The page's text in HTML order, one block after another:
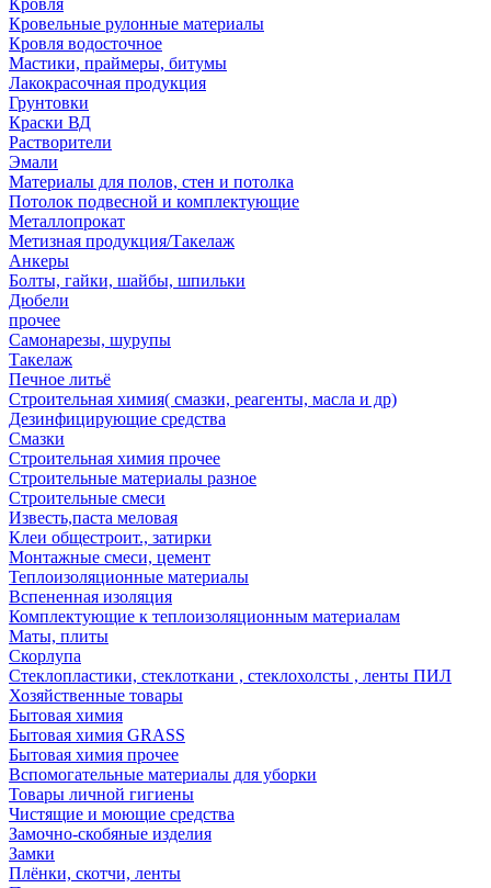
Кровля
Кровельные рулонные материалы
Кровля водосточное
Мастики, праймеры, битумы
Лакокрасочная продукция
Грунтовки
Краски ВД
Растворители
Эмали
Материалы для полов, стен и потолка
Потолок подвесной и комплектующие
Металлопрокат
Метизная продукция/Такелаж
Анкеры
Болты, гайки, шайбы, шпильки
Дюбели
прочее
Самонарезы, шурупы
Такелаж
Печное литьё
Строительная химия( смазки, реагенты, масла и др)
Дезинфицирующие средства
Смазки
Строительная химия прочее
Строительные материалы разное
Строительные смеси
Известь,паста меловая
Клеи общестроит., затирки
Монтажные смеси, цемент
Теплоизоляционные материалы
Вспененная изоляция
Комплектующие к теплоизоляционным материалам
Маты, плиты
Скорлупа
Стеклопластики, стеклоткани , стеклохолсты , ленты ПИЛ
Хозяйственные товары
Бытовая химия
Бытовая химия GRASS
Бытовая химия прочее
Вспомогательные материалы для уборки
Товары личной гигиены
Чистящие и моющие средства
Замочно-скобяные изделия
Замки
Плёнки, скотчи, ленты